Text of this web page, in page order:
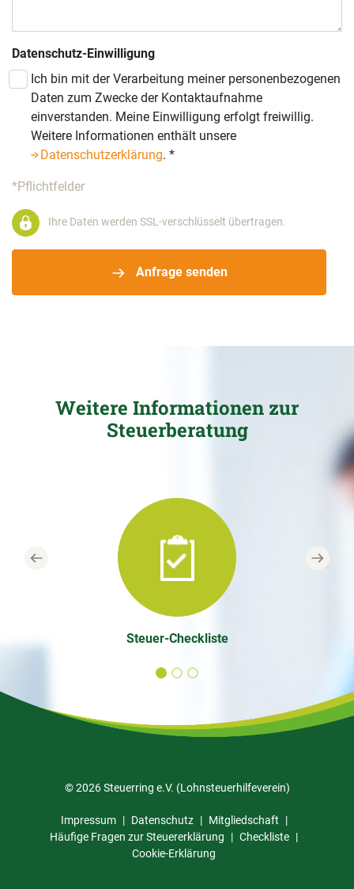
Datenschutz-Einwilligung
Ich bin mit der Verarbeitung meiner personenbezogenen
Daten zum Zwecke der Kontaktaufnahme
einverstanden. Meine Einwilligung erfolgt freiwillig.
Weitere Informationen enthält unsere
Datenschutzerklärung. *
*Pflichtfelder
Anfrage senden
Ihre Daten werden SSL-verschlüsselt übertragen.
Weitere Informationen zur
Steuerberatung
Steuer-Checkliste
Previous Next
© 2026 Steuerring e.V. (Lohnsteuerhilfeverein)
Impressum Datenschutz
Mitgliedschaft
Häufige Fragen zur Steuererklärung
Checkliste
Cookie-Erklärung